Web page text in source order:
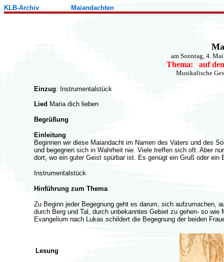
KLB-Archiv Maiandachten
am Sonntag, 4.
Thema: auf den
Musikalische
Einzug: Instrumentalstück
Lied Maria dich lieben
Begrüßung
Einleitung
Beginnen wir diese Maiandacht im Namen des Vaters und des
und begegnen sich in Wahrheit nie. Viele treffen sich oft. Aber
dort, wo ein guter Geist spürbar ist. Es genügt ein Gruß oder
Instrumentalstück
Hinführung zum Thema
Zu Beginn jeder Begegnung geht es darum, sich aufzumachen,
durch Berg und Tal, durch unbekanntes Gebiet zu gehen- so
Evangelium nach Lukas schildert die Begegnung der beiden
Lesung